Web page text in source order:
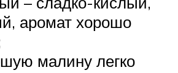
аромат хорошо
малину легко